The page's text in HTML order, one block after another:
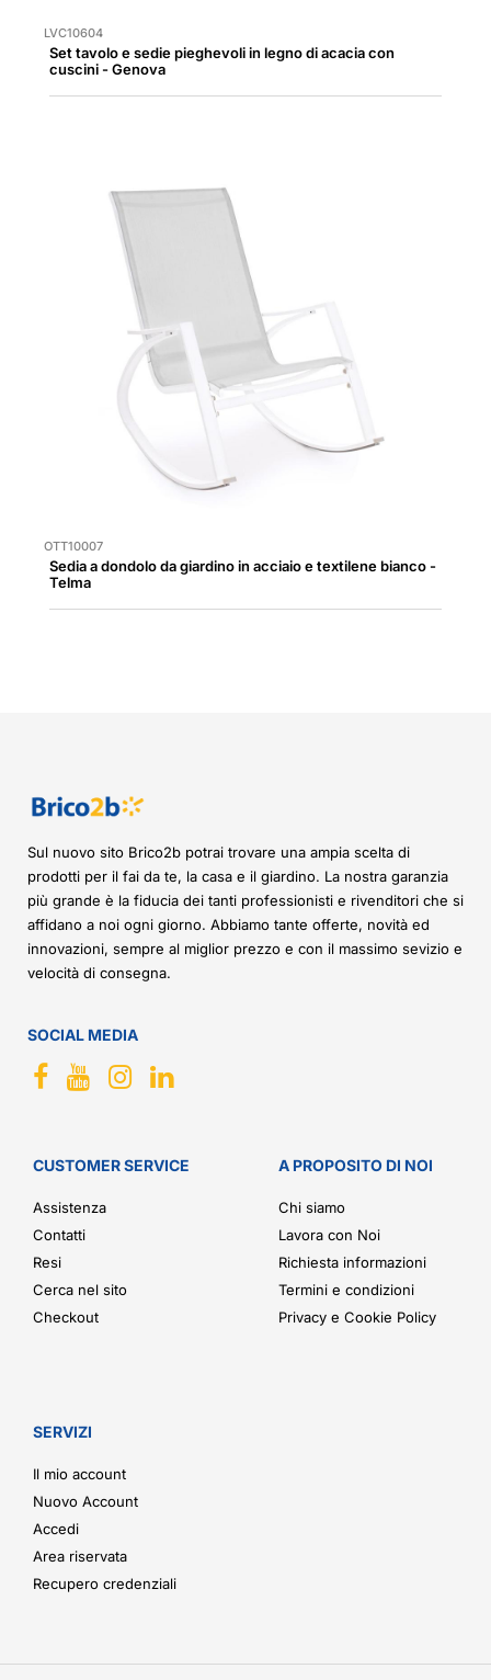
LVC10604
Set tavolo e sedie pieghevoli in legno di acacia con
cuscini - Genova
OTT10007
Sedia a dondolo da giardino in acciaio e textilene bianco -
Telma
Sul nuovo sito Brico2b potrai trovare una ampia scelta di
prodotti per il fai da te, la casa e il giardino. La nostra garanzia
più grande è la fiducia dei tanti professionisti e rivenditori che si
affidano a noi ogni giorno. Abbiamo tante offerte, novità ed
innovazioni, sempre al miglior prezzo e con il massimo sevizio e
velocità di consegna.
SOCIAL MEDIA
CUSTOMER SERVICE
Assistenza
Contatti
Resi
Cerca nel sito
Checkout
A PROPOSITO DI NOI
Chi siamo
Lavora con Noi
Richiesta informazioni
Termini e condizioni
Privacy e Cookie Policy
SERVIZI
Il mio account
Nuovo Account
Accedi
Area riservata
Recupero credenziali